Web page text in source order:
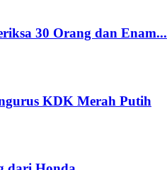
30 Orang dan Enam...
KDK Merah Putih